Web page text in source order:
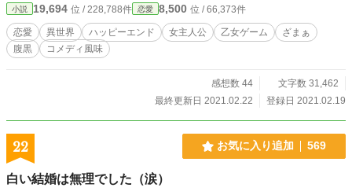
小説 19,694 位 / 228,788件 恋愛 8,500 位 / 66,373件
恋愛 異世界 ハッピーエンド 女主人公 乙女ゲーム
ざまぁ
腹黒
コメディ風味
感想数 44
文字数 31,462
最終更新日 2021.02.22
登録日 2021.02.19
22 お気に入り追加 569
白い結婚は無理でした（涙）